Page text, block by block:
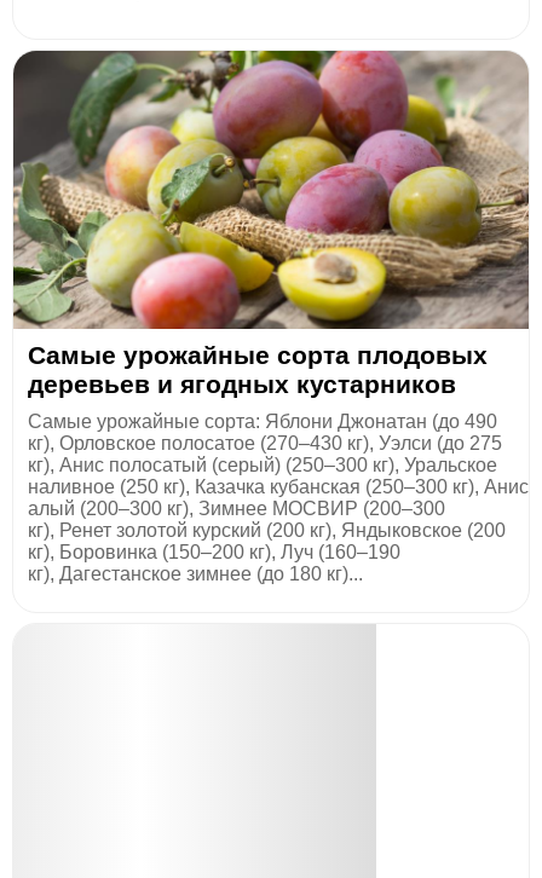
Самые урожайные сорта плодовых
деревьев и ягодных кустарников
Самые урожайные сорта: Яблони Джонатан (до 490
кг), Орловское полосатое (270–430 кг), Уэлси (до 275
кг), Анис полосатый (серый) (250–300 кг), Уральское
наливное (250 кг), Казачка кубанская (250–300 кг), Анис
алый (200–300 кг), Зимнее МОСВИР (200–300
кг), Ренет золотой курский (200 кг), Яндыковское (200
кг), Боровинка (150–200 кг), Луч (160–190
кг), Дагестанское зимнее (до 180 кг)...